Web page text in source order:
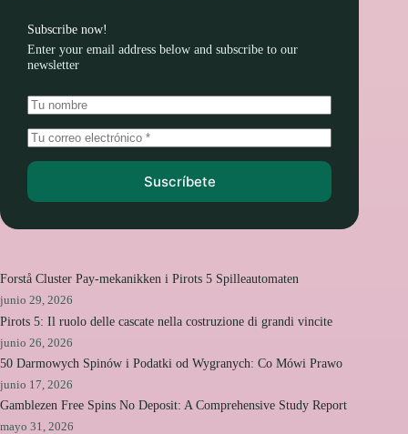
Subscribe now!
Enter your email address below and subscribe to our
newsletter
Suscríbete
Forstå Cluster Pay-mekanikken i Pirots 5 Spilleautomaten
junio 29, 2026
Pirots 5: Il ruolo delle cascate nella costruzione di grandi vincite
junio 26, 2026
50 Darmowych Spinów i Podatki od Wygranych: Co Mówi Prawo
junio 17, 2026
Gamblezen Free Spins No Deposit: A Comprehensive Study Report
mayo 31, 2026